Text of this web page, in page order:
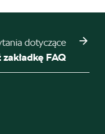
dotyczące
FAQ